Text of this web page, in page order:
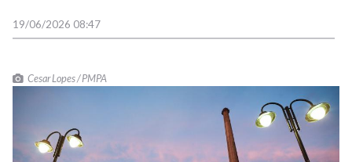
19/06/2026 08:47
Cesar Lopes / PMPA